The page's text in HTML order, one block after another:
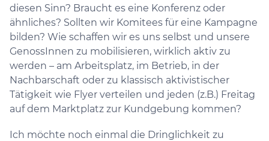
diesen Sinn? Braucht es eine Konferenz oder
ähnliches? Sollten wir Komitees für eine Kampagne
bilden? Wie schaffen wir es uns selbst und unsere
GenossInnen zu mobilisieren, wirklich aktiv zu
werden – am Arbeitsplatz, im Betrieb, in der
Nachbarschaft oder zu klassisch aktivistischer
Tätigkeit wie Flyer verteilen und jeden (z.B.) Freitag
auf dem Marktplatz zur Kundgebung kommen?
Ich möchte noch einmal die Dringlichkeit zu